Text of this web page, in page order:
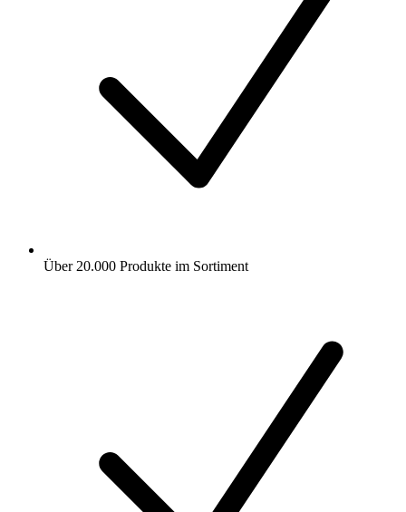
Über 20.000 Produkte im Sortiment